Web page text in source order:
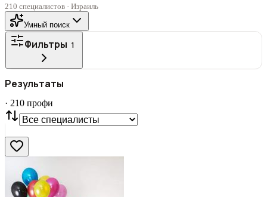
210 специалистов · Израиль
Умный поиск
Фильтры 1
Все
СТАТУС
VIP С фото
Нашли
Сбросить
Результаты
· 210 профи